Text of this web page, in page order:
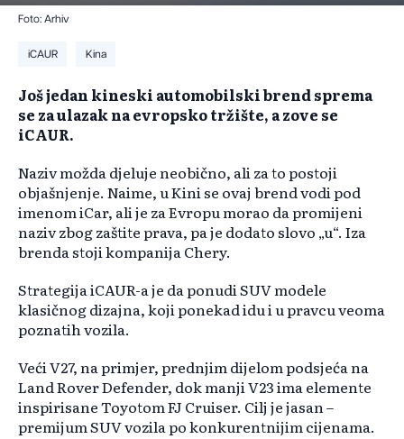
Foto: Arhiv
iCAUR Kina
Još jedan kineski automobilski brend sprema
se za ulazak na evropsko tržište, a zove se
iCAUR.
Naziv možda djeluje neobično, ali za to postoji
objašnjenje. Naime, u Kini se ovaj brend vodi pod
imenom iCar, ali je za Evropu morao da promijeni
naziv zbog zaštite prava, pa je dodato slovo „u“. Iza
brenda stoji kompanija Chery.
Strategija iCAUR-a je da ponudi SUV modele
klasičnog dizajna, koji ponekad idu i u pravcu veoma
poznatih vozila.
Veći V27, na primjer, prednjim dijelom podsjeća na
Land Rover Defender, dok manji V23 ima elemente
inspirisane Toyotom FJ Cruiser. Cilj je jasan –
premijum SUV vozila po konkurentnijim cijenama.